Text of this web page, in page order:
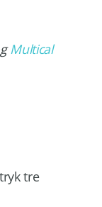
Multical
tre